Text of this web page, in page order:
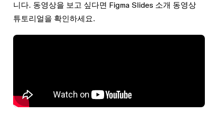
니다. 동영상을 보고 싶다면 Figma Slides 소개 동영상
튜토리얼을 확인하세요.